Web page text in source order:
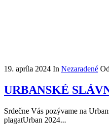
19. apríla 2024 In Nezaradené
URBANSKÉ
Srdečne Vás pozývame na
plagatUrban 2024...